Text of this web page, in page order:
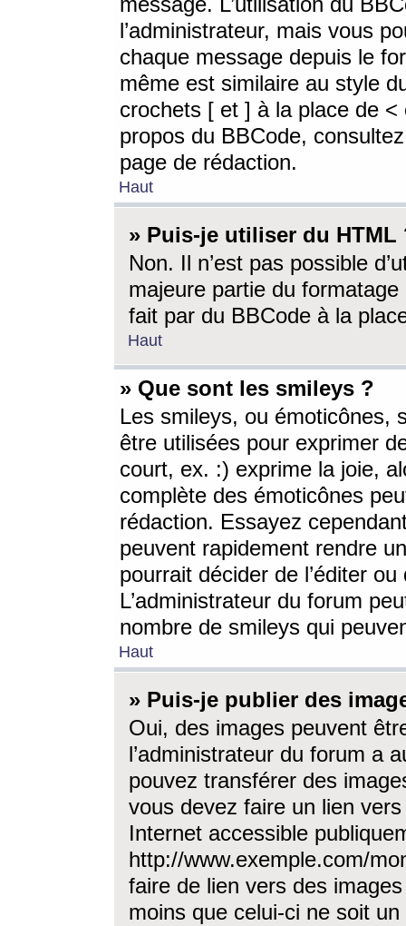
l’administrateur, mais vous
chaque message depuis le
même est similaire au style
crochets [ et ] à la place de <
propos du BBCode,
page de rédaction.
Haut
» Puis-je utiliser du HTML
Non. Il n’est pas possible
majeure partie du
fait par du BBCode à la
Haut
» Que sont les smileys ?
Les smileys, ou émoticônes,
être utilisées pour exprimer
court, ex. :) exprime la joie,
complète des émoticônes
rédaction. Essayez
peuvent rapidement rendre
pourrait décider de l’éditer
L’administrateur du forum
nombre de smileys qui
Haut
» Puis-je publier des
Oui, des images peuvent
l’administrateur du forum a
pouvez transférer des
vous devez faire un lien
Internet accessible
http://www.exemple.com/
faire de lien vers des
moins que celui-ci ne soit